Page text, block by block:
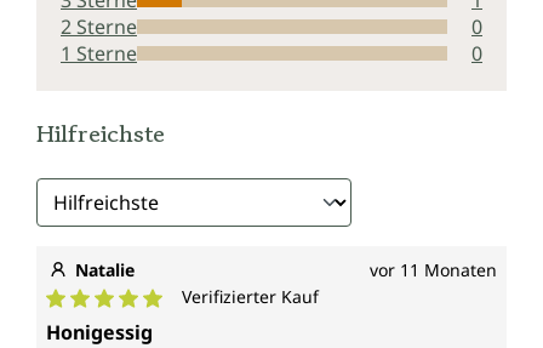
2 Sterne
0
1 Sterne
0
Hilfreichste
Natalie vor 11 Monaten
Durchschnittliche Bewertung von 5 von 5 Sternen
Verifizierter Kauf
Honigessig